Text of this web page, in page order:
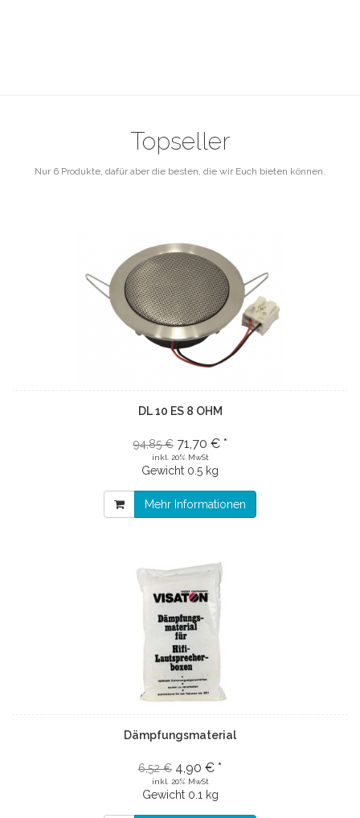
Topseller
Nur 6 Produkte, dafür aber die besten, die wir Euch bieten können.
DL 10 ES 8 OHM
94,85 € 71,70 € *
inkl. 20% MwSt
Gewicht 0.5 kg
Mehr Informationen
Dämpfungsmaterial
6,52 € 4,90 € *
inkl. 20% MwSt
Gewicht 0.1 kg